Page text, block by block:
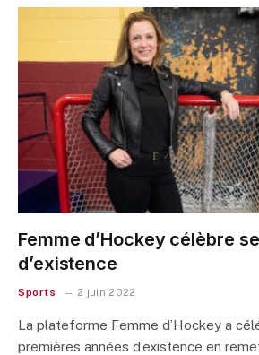
Femme d’Hockey célèbre
d’existence
Sports 2 juin 2022
La plateforme Femme d’Hockey a
premières années d’existence en